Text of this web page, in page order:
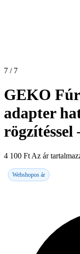
7 / 7
GEKO
adapter
rögzítéssel
4 100 Ft Az ár
Webshopos ár